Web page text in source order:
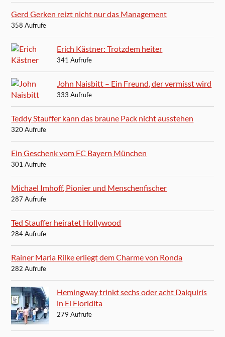
Gerd Gerken reizt nicht nur das Management
358 Aufrufe
Erich Kästner: Trotzdem heiter
341 Aufrufe
John Naisbitt – Ein Freund, der vermisst wird
333 Aufrufe
Teddy Stauffer kann das braune Pack nicht ausstehen
320 Aufrufe
Ein Geschenk vom FC Bayern München
301 Aufrufe
Michael Imhoff, Pionier und Menschenfischer
287 Aufrufe
Ted Stauffer heiratet Hollywood
284 Aufrufe
Rainer Maria Rilke erliegt dem Charme von Ronda
282 Aufrufe
Hemingway trinkt sechs oder acht Daiquirís
in El Floridita
279 Aufrufe